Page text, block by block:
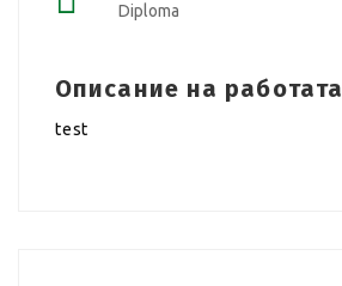
Diploma
Описание на работата
test